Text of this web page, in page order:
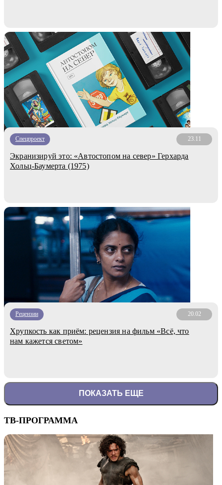
Спецпроект 23.11
Экранизируй это: «Автостопом на север» Герхарда
Хольц-Баумерта (1975)
Рецензии 20.02
Хрупкость как приём: рецензия на фильм «Всё, что
нам кажется светом»
ПОКАЗАТЬ ЕЩЕ
ТВ-ПРОГРАММА